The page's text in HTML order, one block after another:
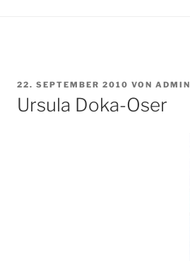
VERÖFFENTLICHT
AM
22. SEPTEMBER 2010 VON ADMIN
Ursula Doka-Oser